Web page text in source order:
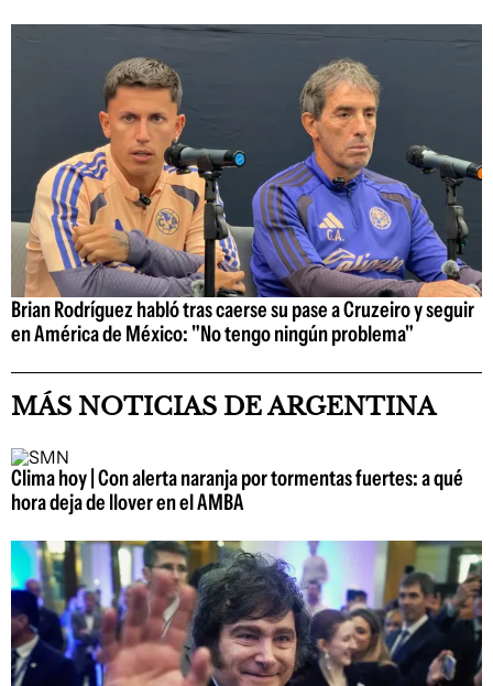
Brian Rodríguez habló tras caerse su pase a Cruzeiro y seguir
en América de México: "No tengo ningún problema"
MÁS NOTICIAS DE ARGENTINA
Clima hoy | Con alerta naranja por tormentas fuertes: a qué
hora deja de llover en el AMBA